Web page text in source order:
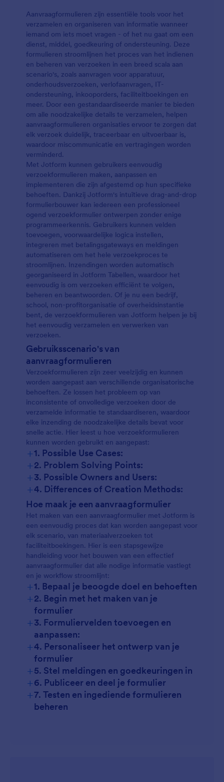
Aanvraagformulieren zijn essentiële tools voor het
verzamelen en organiseren van informatie wanneer
iemand om iets moet vragen - of het nu gaat om een
dienst, middel, goedkeuring of ondersteuning. Deze
formulieren stroomlijnen het proces van het indienen
en beheren van verzoeken in een breed scala aan
scenario's, zoals aanvragen voor apparatuur,
onderhoudsverzoeken, verlofaanvragen, IT-
ondersteuning, inkooporders, faciliteitboekingen en
meer. Door een gestandaardiseerde manier te bieden
om alle noodzakelijke details te verzamelen, helpen
aanvraagformulieren organisaties ervoor te zorgen dat
elk verzoek duidelijk, traceerbaar en uitvoerbaar is,
waardoor miscommunicatie en vertragingen worden
verminderd.
Met Jotform kunnen gebruikers eenvoudig
verzoekformulieren maken, aanpassen en
implementeren die zijn afgestemd op hun specifieke
behoeften. Dankzij Jotform's intuïtieve drag-and-drop
formulierbouwer kan iedereen een professioneel
ogend verzoekformulier ontwerpen zonder enige
programmeerkennis. Gebruikers kunnen velden
toevoegen, voorwaardelijke logica instellen,
integreren met betalingsgateways en meldingen
automatiseren om het hele verzoekproces te
stroomlijnen. Inzendingen worden automatisch
georganiseerd in Jotform Tabellen, waardoor het
eenvoudig is om verzoeken efficiënt te volgen,
beheren en beantwoorden. Of je nu een bedrijf,
school, non-profitorganisatie of overheidsinstantie
bent, de verzoekformulieren van Jotform helpen je bij
het eenvoudig verzamelen en verwerken van
verzoeken.
Gebruiksscenario's van
aanvraagformulieren
Verzoekformulieren zijn zeer veelzijdig en kunnen
worden aangepast aan verschillende organisatorische
behoeften. Ze lossen het probleem op van
inconsistente of onvolledige verzoeken door de
verzamelde informatie te standaardiseren, waardoor
elke inzending de noodzakelijke details bevat voor
snelle actie. Hier leest u hoe verzoekformulieren
kunnen worden gebruikt en aangepast:
+1. Possible Use Cases:
+2. Problem Solving Points:
+3. Possible Owners and Users:
+4. Differences of Creation Methods:
Hoe maak je een aanvraagformulier
Het maken van een aanvraagformulier met Jotform is
een eenvoudig proces dat kan worden aangepast voor
elk scenario, van materiaalverzoeken tot
faciliteitboekingen. Hier is een stapsgewijze
handleiding voor het bouwen van een effectief
aanvraagformulier dat alle nodige informatie vastlegt
en je workflow stroomlijnt:
+1. Bepaal je beoogde doel en behoeften
+2. Begin met het maken van je
formulier
+3. Formuliervelden toevoegen en
aanpassen:
+4. Personaliseer het ontwerp van je
formulier
+5. Stel meldingen en goedkeuringen in
+6. Publiceer en deel je formulier
+7. Testen en ingediende formulieren
beheren